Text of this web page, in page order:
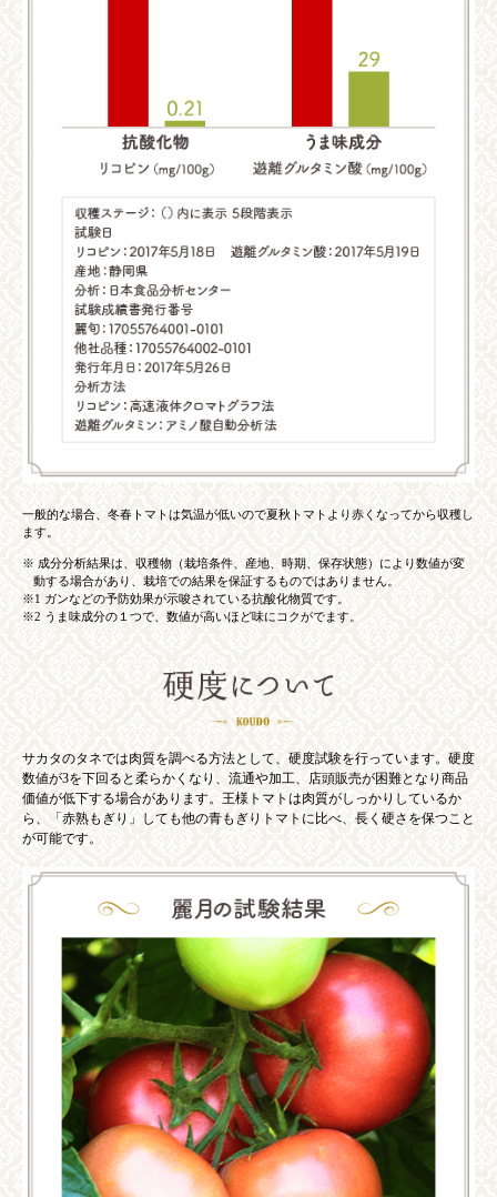
一般的な場合、冬春トマトは気温が低いので夏秋トマトより赤くなってから収穫し
ます。
※ 成分分析結果は、収穫物（栽培条件、産地、時期、保存状態）により数値が変
動する場合があり、栽培での結果を保証するものではありません。
※1 ガンなどの予防効果が示唆されている抗酸化物質です。
※2うま味成分の１つで、数値が高いほど味にコクがでます。
サカタのタネでは肉質を調べる方法として、硬度試験を行っています。硬度
数値が3を下回ると柔らかくなり、流通や加工、店頭販売が困難となり商品
価値が低下する場合があります。王様トマトは肉質がしっかりしているか
ら、「赤熟もぎり」しても他の青もぎりトマトに比べ、長く硬さを保つこと
が可能です。